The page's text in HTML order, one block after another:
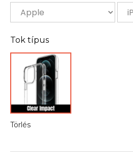
Tok típus
Törlés